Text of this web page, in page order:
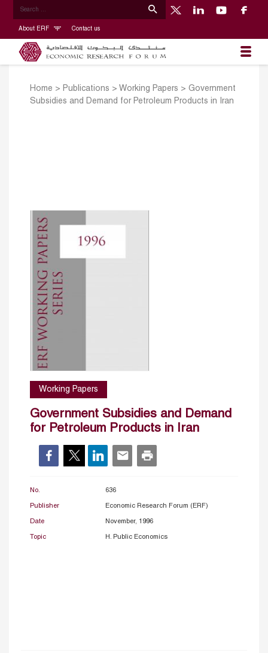
About ERF Contact us
Home > Publications > Working Papers > Government
Subsidies and Demand for Petroleum Products in Iran
Working Papers
Government Subsidies and Demand
for Petroleum Products in Iran
No. 636
Publisher Economic Research Forum (ERF)
Date November, 1996
Topic H. Public Economics